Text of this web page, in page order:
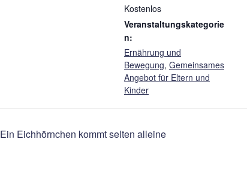
Kostenlos
Veranstaltungskategorie
n:
Ernährung und
Bewegung, Gemeinsames
Angebot für Eltern und
Kinder
Ein Eichhörnchen kommt selten alleine